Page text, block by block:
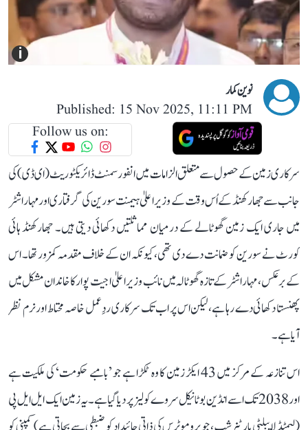
i
نوین کمار
Published: 15 Nov 2025, 11:11 PM
Follow us on:
سرکاری زمین کے حصول سے متعلق الزامات میں انفورسمنٹ ڈائریکٹوریٹ (ای ڈی) کی
جانب سے جھارکھنڈ کے اُس وقت کے وزیر اعلیٰ ہیمنت سورین کی گرفتاری اور مہاراشٹر
میں جاری ایک زمین گھوٹالے کے درمیان مماثلتیں دکھائی دیتی ہیں۔ جھارکھنڈ ہائی
کورٹ نے سورین کو ضمانت دے دی تھی، کیونکہ ان کے خلاف مقدمہ کمزور تھا۔ اس
کے برعکس، مہاراشٹر کے تازہ گھوٹالہ میں نائب وزیر اعلیٰ اجیت پوار کا خاندان مشکل میں
پھنستا دکھائی دے رہا ہے، لیکن اس پر اب تک سرکاری ردِ عمل خاصہ محتاط اور نرم نظر
آیا ہے۔
اس تنازعہ کے مرکز میں 43 ایکڑ زمین کا وہ ٹکڑا ہے جو ’بامبے حکومت‘ کی ملکیت ہے
اور 2038 تک اسے انڈین بوٹانیکل سروے کو لیز پر دیا گیا ہے۔ یہ زمین ایک ایل ایل پی